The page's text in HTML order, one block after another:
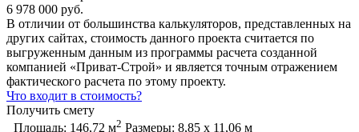
6 978 000 руб.
В отличии от большинства калькуляторов, представленных на
других сайтах, стоимость данного проекта считается по
выгруженным данным из программы расчета созданной
компанией «Приват-Строй» и является точным отражением
фактического расчета по этому проекту.
Что входит в стоимость?
Получить смету
Площадь: 146,72 м2 Размеры: 8,85 х 11,06 м